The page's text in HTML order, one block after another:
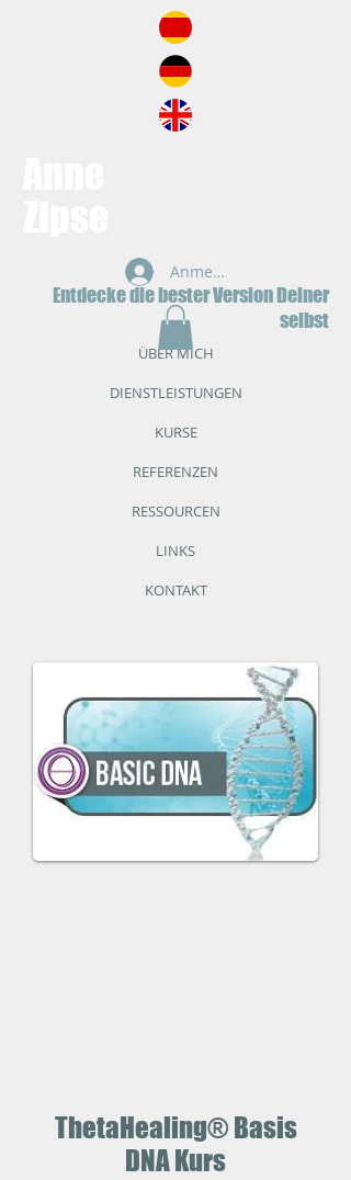
Anmelden
Entdecke die bester Version Deiner
selbst
KONTAKT
LINKS
RESSOURCEN
REFERENZEN
KURSE
DIENSTLEISTUNGEN
ÜBER MICH
ThetaHealing® Basis
DNA Kurs